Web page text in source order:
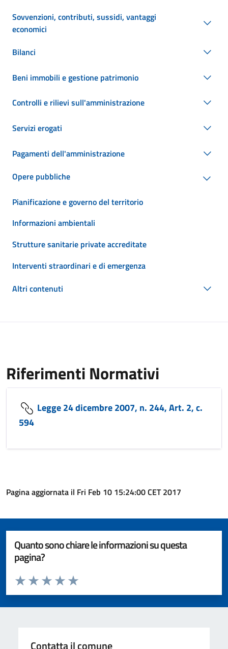
Sovvenzioni, contributi, sussidi, vantaggi
economici
Bilanci
Beni immobili e gestione patrimonio
Controlli e rilievi sull'amministrazione
Servizi erogati
Pagamenti dell'amministrazione
Opere pubbliche
Pianificazione e governo del territorio
Informazioni ambientali
Strutture sanitarie private accreditate
Interventi straordinari e di emergenza
Altri contenuti
Riferimenti Normativi
Legge 24 dicembre 2007, n. 244, Art. 2, c.
594
Pagina aggiornata il Fri Feb 10 15:24:00 CET 2017
Quanto sono chiare le informazioni su questa
pagina?
Valuta da 1 a 5 stelle la pagina
Valuta 5 stelle su 5
Valuta 4 stelle su 5
Valuta 3 stelle su 5
Valuta 2 stelle su 5
Valuta 1 stelle su 5
Contatta il comune